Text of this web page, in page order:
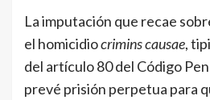
La imputación que recae
el homicidiocrimins causae,
del artículo 80 del Código
prevé prisión perpetua para